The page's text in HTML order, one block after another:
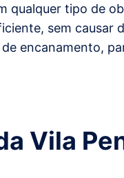
qualquer tipo de
sem causar
encanamento,
Vila